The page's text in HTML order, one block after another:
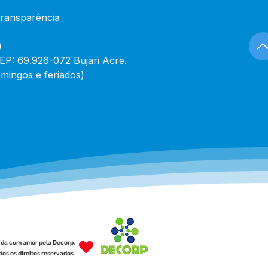
69.926-072 Bujari Acre.
e feriados)
com amor pela Decorp.
os direitos reservados.